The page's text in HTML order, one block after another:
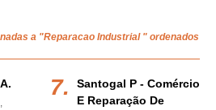
a "Reparacao Industrial " ordenados
,
Santogal P - Comércio
E Reparação De